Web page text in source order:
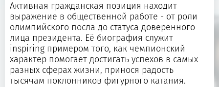
Активная гражданская позиция находит
выражение в общественной работе - от роли
олимпийского посла до статуса доверенного
лица президента. Её биография служит
inspiring примером того, как чемпионский
характер помогает достигать успехов в самых
разных сферах жизни, принося радость
тысячам поклонников фигурного катания.